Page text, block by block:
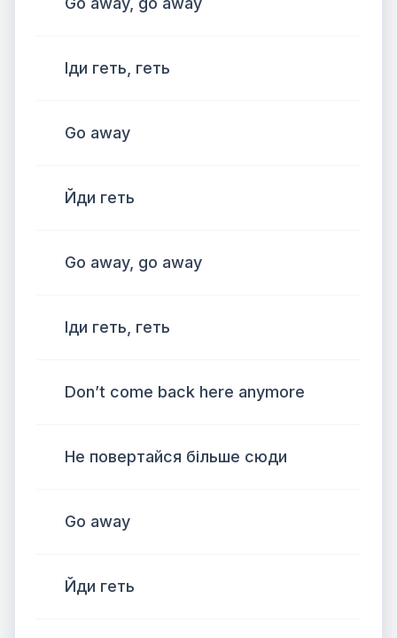
Іди геть, геть
Go away
Йди геть
Go away, go away
Іди геть, геть
Don’t come back here anymore
Не повертайся більше сюди
Go away
Йди геть